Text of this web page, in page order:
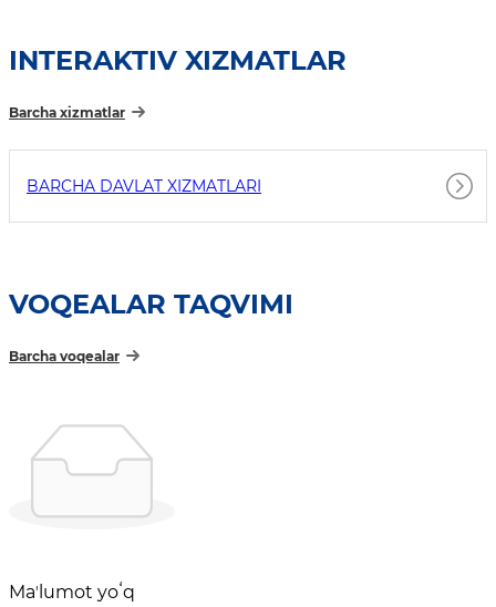
INTERAKTIV XIZMATLAR
Barcha xizmatlar
BARCHA DAVLAT XIZMATLARI
VOQEALAR TAQVIMI
Barcha voqealar
Maʼlumot yoʻq